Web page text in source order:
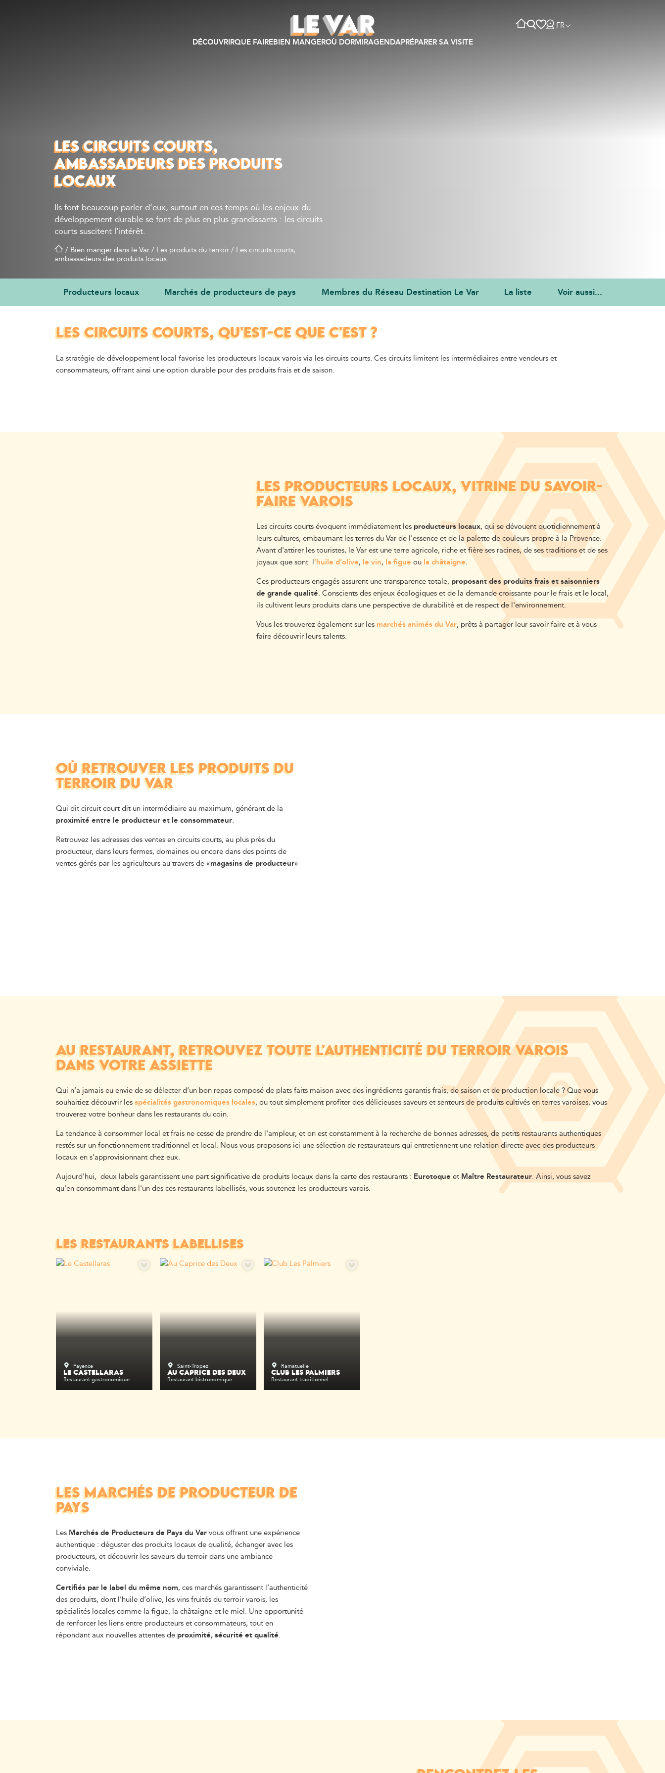
FR
DÉCOUVRIRQUE FAIREBIEN MANGEROÙ DORMIRAGENDAPRÉPARER SA VISITE
LES CIRCUITS COURTS,
AMBASSADEURS DES PRODUITS
LOCAUX
Ils font beaucoup parler d’eux, surtout en ces temps où les enjeux du
développement durable se font de plus en plus grandissants : les circuits
courts suscitent l’intérêt.
/ Bien manger dans le Var/ Les produits du terroir/ Les circuits courts,
ambassadeurs des produits locaux
Producteurs locaux Marchés de producteurs de pays Membres du Réseau Destination Le Var La liste Voir aussi...
LES CIRCUITS COURTS, QU'EST-CE QUE C'EST ?
La stratégie de développement local favorise les producteurs locaux varois via les circuits courts. Ces circuits limitent les intermédiaires entre vendeurs et
consommateurs, offrant ainsi une option durable pour des produits frais et de saison.
LES PRODUCTEURS LOCAUX, VITRINE DU SAVOIR-
FAIRE VAROIS
Les circuits courts évoquent immédiatement les producteurs locaux, qui se dévouent quotidiennement à
leurs cultures, embaumant les terres du Var de l'essence et de la palette de couleurs propre à la Provence.
Avant d'attirer les touristes, le Var est une terre agricole, riche et fière ses racines, de ses traditions et de ses
joyaux que sont l’huile d’olive, le vin, la figue ou la châtaigne.
Ces producteurs engagés assurent une transparence totale, proposant des produits frais et saisonniers
de grande qualité. Conscients des enjeux écologiques et de la demande croissante pour le frais et le local,
ils cultivent leurs produits dans une perspective de durabilité et de respect de l'environnement.
Vous les trouverez également sur les marchés animés du Var, prêts à partager leur savoir-faire et à vous
faire découvrir leurs talents.
OÙ RETROUVER LES PRODUITS DU
TERROIR DU VAR
Qui dit circuit court dit un intermédiaire au maximum, générant de la
proximité entre le producteur et le consommateur.
Retrouvez les adresses des ventes en circuits courts, au plus près du
producteur, dans leurs fermes, domaines ou encore dans des points de
ventes gérés par les agriculteurs au travers de «magasins de producteur»
AU RESTAURANT, RETROUVEZ TOUTE L'AUTHENTICITÉ DU TERROIR VAROIS
DANS VOTRE ASSIETTE
Qui n’a jamais eu envie de se délecter d’un bon repas composé de plats faits maison avec des ingrédients garantis frais, de saisonet de production locale? Que vous
souhaitiez découvrir lesspécialités gastronomiques locales, ou tout simplement profiter des délicieuses saveurs et senteurs de produits cultivés en terres varoises, vous
trouverez votre bonheur dans les restaurants du coin.
La tendance à consommer local et frais ne cesse de prendre de l'ampleur, et on est constamment à la recherche de bonnes adresses, de petits restaurants authentiques
restés sur un fonctionnement traditionnel et local. Nous vous proposons ici une sélection de restaurateurs qui entretiennent une relation directe avec des producteurs
locaux en s’approvisionnant chez eux.
Aujourd'hui, deux labels garantissent une part significative de produits locaux dans la carte des restaurants : Eurotoque et Maître Restaurateur. Ainsi, vous savez
qu'en consommant dans l'un des ces restaurants labellisés, vous soutenez les producteurs varois.
LES RESTAURANTS LABELLISÉS
Fayence
LE CASTELLARAS
Restaurant gastronomique
Saint-Tropez
AU CAPRICE DES DEUX
Restaurant bistronomique
Ramatuelle
CLUB LES PALMIERS
Restaurant traditionnel
LES MARCHÉS DE PRODUCTEUR DE
PAYS
Les Marchés de Producteurs de Pays du Varvous offrent une expérience
authentique : déguster des produits locaux de qualité, échanger avec les
producteurs, et découvrir les saveurs du terroir dans une ambiance
conviviale.
Certifiés par le label du même nom, ces marchés garantissent l’authenticité
des produits, dont l’huile d’olive, les vins fruités du terroir varois, les
spécialités locales comme la figue, la châtaigne et le miel. Une opportunité
de renforcer les liens entre producteurs et consommateurs, tout en
répondant aux nouvelles attentes de proximité, sécurité et qualité.